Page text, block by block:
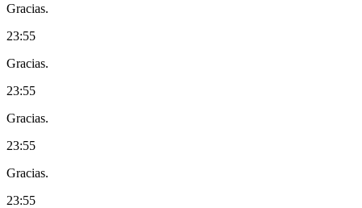
Gracias.
23:55
Gracias.
23:55
Gracias.
23:55
Gracias.
23:55